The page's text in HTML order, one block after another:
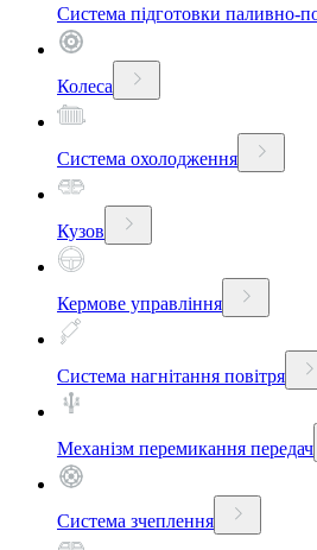
Система підготовки паливно-
Колеса
Система охолодження
Кузов
Кермове управління
Система нагнітання повітря
Механізм перемикання передач
Система зчеплення